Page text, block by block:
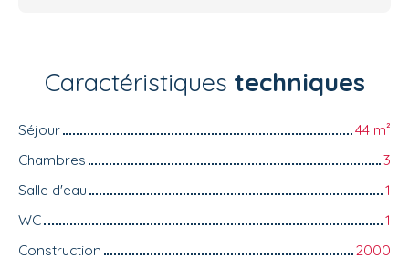
Caractéristiques techniques
Séjour 44 m²
Chambres
3
Salle d'eau
1
WC
1
Construction
2000